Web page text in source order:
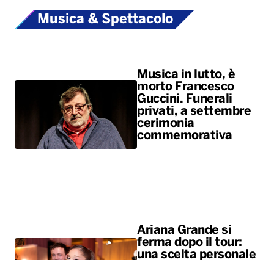
Musica & Spettacolo
Musica in lutto, è
morto Francesco
Guccini. Funerali
privati, a settembre
cerimonia
commemorativa
Ariana Grande si
ferma dopo il tour:
una scelta personale